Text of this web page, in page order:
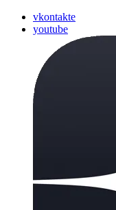
vkontakte
youtube